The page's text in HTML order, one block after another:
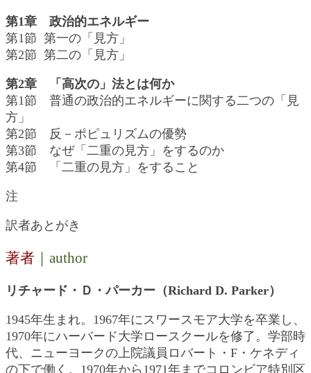
第1章 政治的エネルギー
第1節 第一の「見方」
第2節 第二の「見方」
第2章 「高次の」法とは何か
第1節 普通の政治的エネルギーに関する二つの「見
方」
第2節 反－ポピュリズムの優勢
第3節 なぜ「二重の見方」をするのか
第4節 「二重の見方」をすること
注
訳者あとがき
著者 ｜author
リチャード・Ｄ・パーカー（Richard D. Parker）
1945年生まれ。1967年にスワースモア大学を卒業し、
1970年にハーバード大学ロースクールを修了。学部時
代、ニューヨークの上院議員ロバート・F・ケネディ
の下で働く。1970年から1971年までコロンビア特別区